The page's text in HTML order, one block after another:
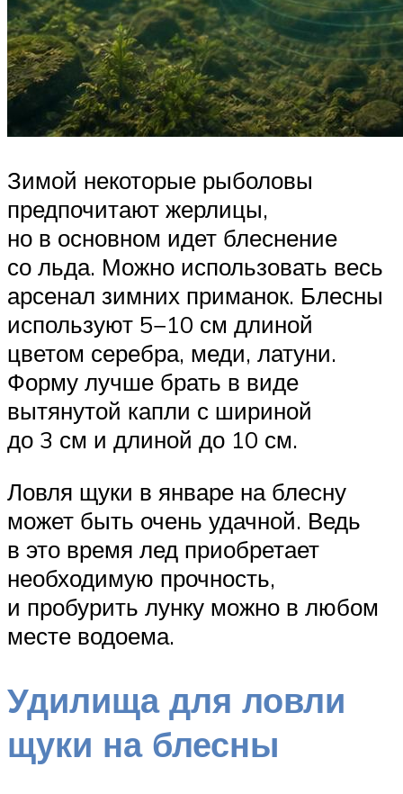
Зимой некоторые рыболовы
предпочитают жерлицы,
но в основном идет блеснение
со льда. Можно использовать весь
арсенал зимних приманок. Блесны
используют 5−10 см длиной
цветом серебра, меди, латуни.
Форму лучше брать в виде
вытянутой капли с шириной
до 3 см и длиной до 10 см.
Ловля щуки в январе на блесну
может быть очень удачной. Ведь
в это время лед приобретает
необходимую прочность,
и пробурить лунку можно в любом
месте водоема.
Удилища для ловли
щуки на блесны